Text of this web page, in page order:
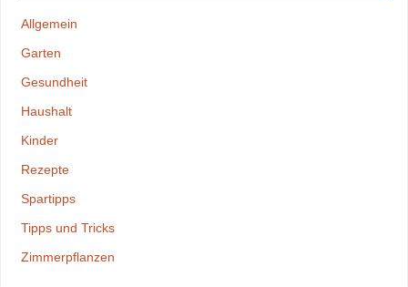
Allgemein
Garten
Gesundheit
Haushalt
Kinder
Rezepte
Spartipps
Tipps und Tricks
Zimmerpflanzen